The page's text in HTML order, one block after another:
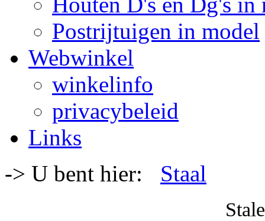
Postrijtuigen in model
Webwinkel
winkelinfo
privacybeleid
Links
-> U bent hier: Staal